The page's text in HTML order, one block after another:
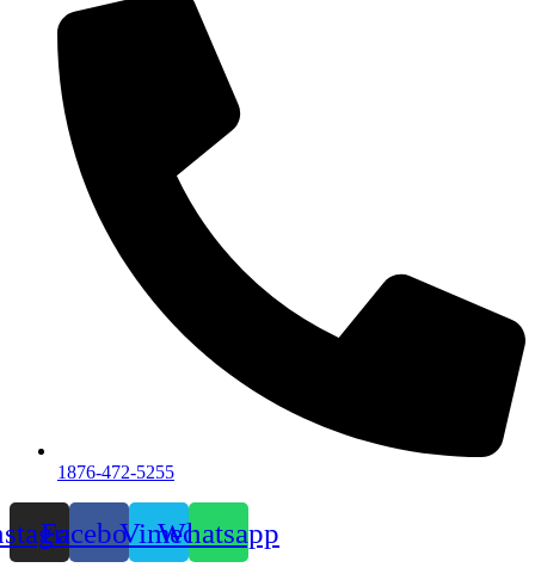
1876-472-5255
FacebookVimeoWhatsapp